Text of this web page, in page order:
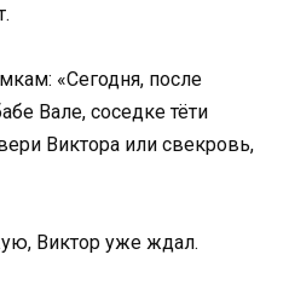
«Сегодня, после
Вале, соседке тёти
Виктора или свекровь,
Виктор уже ждал.